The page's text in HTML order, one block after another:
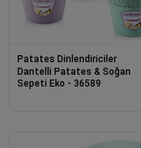
Patates Dinlendiriciler
Dantelli Patates & Soğan
Sepeti Eko - 36589